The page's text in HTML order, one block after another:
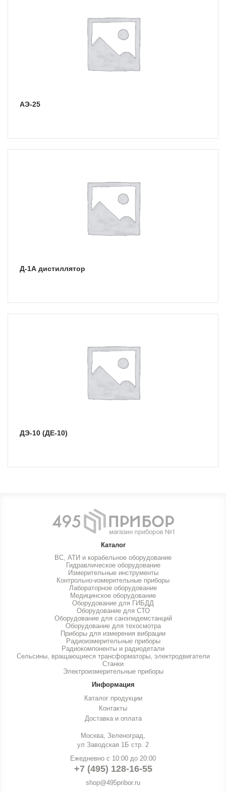
АЭ-25
Д-1А дистиллятор
ДЭ-10 (ДЕ-10)
Каталог
ВС, АТИ и корабельное оборудование
Гидравлическое оборудование
Измерительные инструменты
Контрольно-измерительные приборы
Лабораторное оборудование
Медицинское оборудование
Оборудование для ГИБДД
Оборудование для СТО
Оборудование для санэпидемстанций
Оборудование для техосмотра
Приборы для измерения вибрации
Радиоизмерительные приборы
Радиокомпоненты и радиодетали
Сельсины, вращающиеся трансформаторы, электродвигатели
Станки
Электроизмерительные приборы
Информация
Каталог продукции
Контакты
Доставка и оплата
Москва, Зеленоград,
ул Заводская 1Б стр. 2
Ежедневно с 10:00 до 20:00
+7 (495) 128-16-55
shop@495pribor.ru